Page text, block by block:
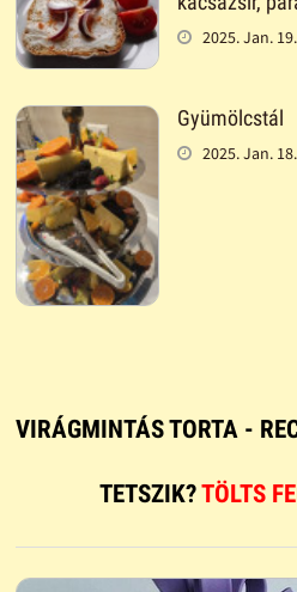
2025. Jan. 19.
Gyümölcstál
2025. Jan. 18.
VIRÁGMINTÁS TORTA -
TETSZIK?TÖLTS